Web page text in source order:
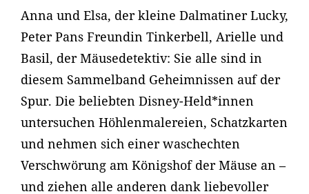
Anna und Elsa, der kleine Dalmatiner Lucky,
Peter Pans Freundin Tinkerbell, Arielle und
Basil, der Mäusedetektiv: Sie alle sind in
diesem Sammelband Geheimnissen auf der
Spur. Die beliebten Disney-Held*innen
untersuchen Höhlenmalereien, Schatzkarten
und nehmen sich einer waschechten
Verschwörung am Königshof der Mäuse an –
und ziehen alle anderen dank liebevoller